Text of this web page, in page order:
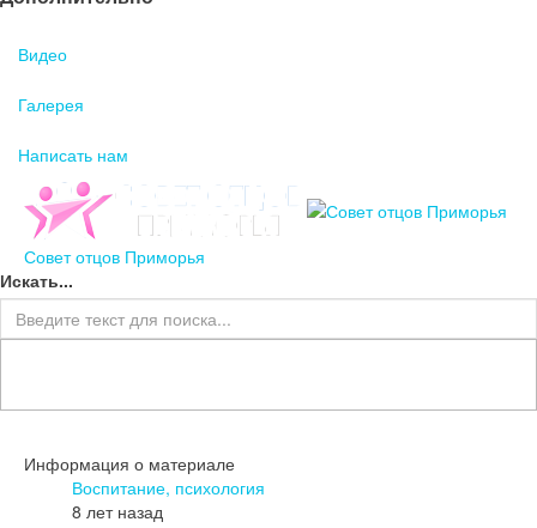
Видео
Галерея
Написать нам
Совет отцов Приморья
Искать...
Информация о материале
Воспитание, психология
8 лет назад